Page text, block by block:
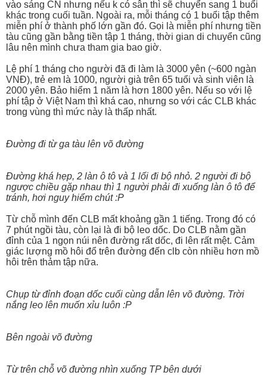
vào sáng CN nhưng nếu k có sân thì sẽ chuyển sang 1 buổi
khác trong cuối tuần. Ngoài ra, mỗi tháng có 1 buổi tập thêm
miễn phí ở thành phố lớn gần đó. Gọi là miễn phí nhưng tiền
tàu cũng gần bằng tiền tập 1 tháng, thời gian di chuyển cũng
lâu nên mình chưa tham gia bao giờ.
Lệ phí 1 tháng cho người đã đi làm là 3000 yên (~600 ngàn
VNĐ), trẻ em là 1000, người già trên 65 tuổi và sinh viên là
2000 yên. Bảo hiểm 1 năm là hơn 1800 yên. Nếu so với lệ
phí tập ở Việt Nam thì khá cao, nhưng so với các CLB khác
trong vùng thì mức này là thấp nhất.
Đường đi từ ga tàu lên võ đường
Đường khá hẹp, 2 làn ô tô và 1 lối đi bộ nhỏ. 2 người đi bộ
ngược chiều gặp nhau thì 1 người phải đi xuống làn ô tô để
tránh, hơi nguy hiểm chút :P
Từ chỗ mình đến CLB mất khoảng gần 1 tiếng. Trong đó có
7 phút ngồi tàu, còn lại là đi bộ leo dốc. Do CLB nằm gần
đỉnh của 1 ngọn núi nên đường rất dốc, đi lên rất mệt. Cảm
giác lượng mồ hôi đổ trên đường đến clb còn nhiều hơn mồ
hôi trên thảm tập nữa.
Chụp từ đỉnh đoạn dốc cuối cùng dẫn lên võ đường. Trời
nắng leo lên muốn xỉu luôn :P
Bên ngoài võ đường
Từ trên chỗ võ đường nhìn xuống TP bên dưới